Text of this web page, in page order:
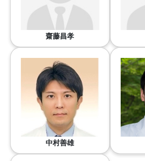
齋藤昌孝
中村善雄